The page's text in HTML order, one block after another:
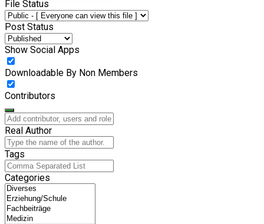
File Status
Post Status
Show Social Apps
Downloadable By Non Members
Contributors
Real Author
Tags
Categories